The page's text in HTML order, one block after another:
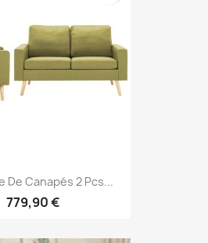
De Canapés 2 Pcs...
779,90 €